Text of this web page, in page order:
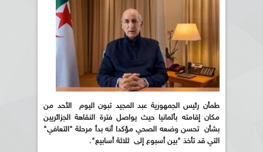
طمأن رئيس الجمهورية عبد المجيد تبون اليوم الأحد من
مكان إقامته بألمانيا حيث يواصل فترة النقاهة الجزائريين
بشأن تحسن وضعه الصحي مؤكدا أنه بدأ مرحلة "التعافي"
التي قد تأخذ "بين أسبوع إلى ثلاثة أسابيع".